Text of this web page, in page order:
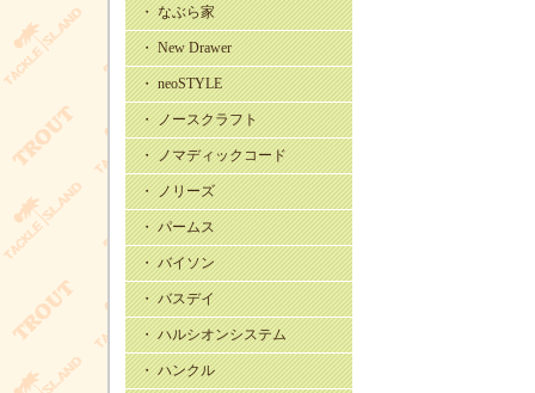
・ なぶら家
・ New Drawer
・ neoSTYLE
・ ノースクラフト
・ ノマディックコード
・ ノリーズ
・ パームス
・ バイソン
・ バスデイ
・ ハルシオンシステム
・ ハンクル